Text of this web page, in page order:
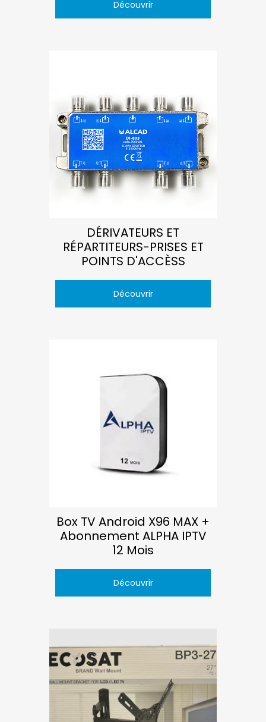
Découvrir
DÉRIVATEURS ET
RÉPARTITEURS-PRISES ET
POINTS D'ACCÈSS
Découvrir
Box TV Android X96 MAX +
Abonnement ALPHA IPTV
12 Mois
Découvrir